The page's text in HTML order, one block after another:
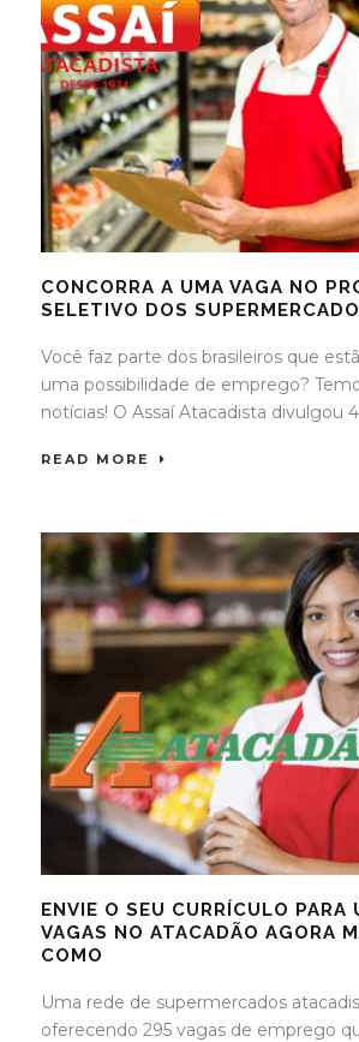
CONCORRA A UMA VAGA NO
SELETIVO DOS
Você faz parte dos brasileiros que
uma possibilidade de emprego?
notícias! O Assaí Atacadista divulgou
READ MORE
ENVIE O SEU CURRÍCULO PARA
VAGAS NO ATACADÃO AGORA
COMO
Uma rede de supermercados
oferecendo 295 vagas de emprego